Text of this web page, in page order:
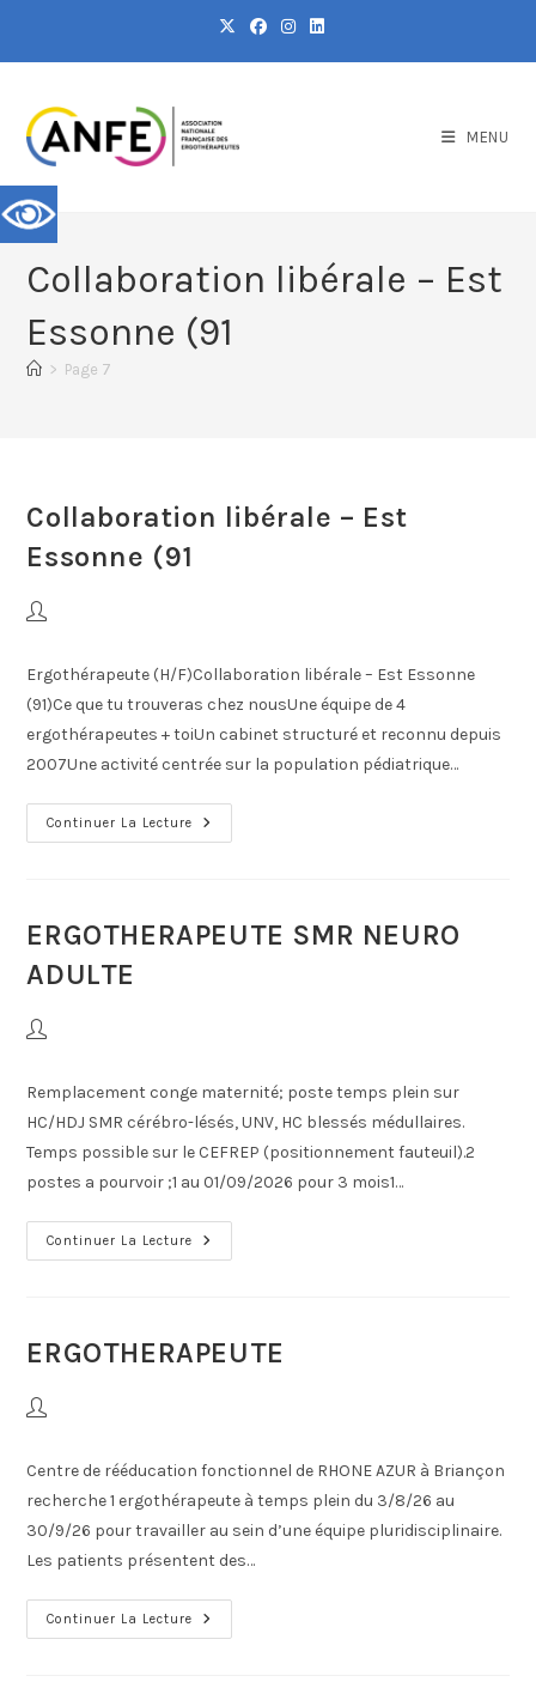
MENU
Collaboration libérale – Est
Essonne (91
> Page 7
Collaboration libérale – Est
Essonne (91
Ergothérapeute (H/F)Collaboration libérale – Est Essonne
(91)Ce que tu trouveras chez nousUne équipe de 4
ergothérapeutes + toiUn cabinet structuré et reconnu depuis
2007Une activité centrée sur la population pédiatrique…
Continuer La Lecture
ERGOTHERAPEUTE SMR NEURO
ADULTE
Remplacement conge maternité; poste temps plein sur
HC/HDJ SMR cérébro-lésés, UNV, HC blessés médullaires.
Temps possible sur le CEFREP (positionnement fauteuil).2
postes a pourvoir ;1 au 01/09/2026 pour 3 mois1…
Continuer La Lecture
ERGOTHERAPEUTE
Centre de rééducation fonctionnel de RHONE AZUR à Briançon
recherche 1 ergothérapeute à temps plein du 3/8/26 au
30/9/26 pour travailler au sein d’une équipe pluridisciplinaire.
Les patients présentent des…
Continuer La Lecture